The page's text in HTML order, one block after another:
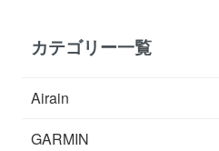
カテゴリー一覧
Airain
GARMIN